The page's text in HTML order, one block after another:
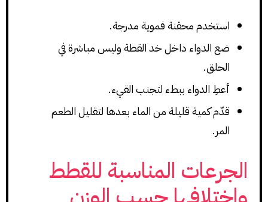
استخدم محقنة فموية مدرجة.
ضع الدواء داخل خد القطة وليس مباشرة في
الحلق.
أعطِ الدواء ببطء لتجنب القيء.
قدّم كمية قليلة من الماء بعدها لتقليل الطعم
المر.
الجرعات المناسبة للقطط